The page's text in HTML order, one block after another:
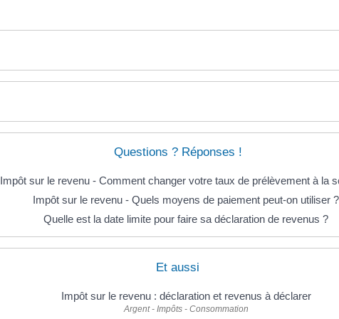
Questions ? Réponses !
Impôt sur le revenu - Comment changer votre taux de prélèvement à la
Impôt sur le revenu - Quels moyens de paiement peut-on utiliser ?
Quelle est la date limite pour faire sa déclaration de revenus ?
Et aussi
Impôt sur le revenu : déclaration et revenus à déclarer
Argent - Impôts - Consommation